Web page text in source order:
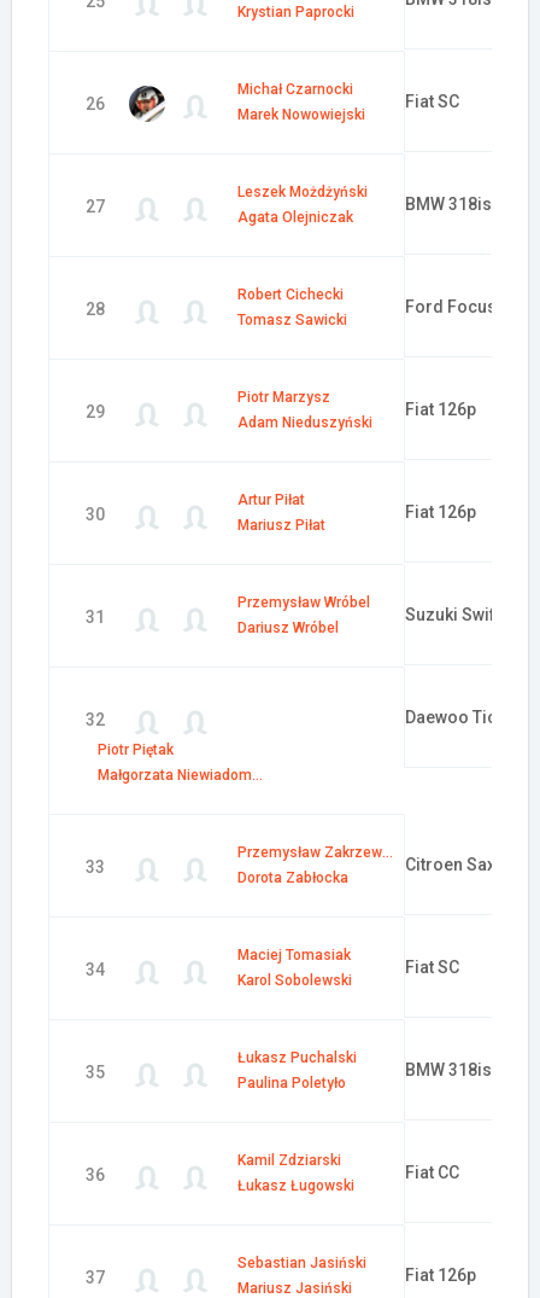
Krystian Paprocki
26
Michał Czarnocki
Marek Nowowiejski
Fiat SC
27
Leszek Możdżyński
Agata Olejniczak
BMW 318is
28
Robert Cichecki
Tomasz Sawicki
Ford Focus
29
Piotr Marzysz
Adam Nieduszyński
Fiat 126p
30
Artur Piłat
Mariusz Piłat
Fiat 126p
31
Przemysław Wróbel
Dariusz Wróbel
Suzuki Swift
32
Piotr Piętak
Małgorzata Niewiadomska
Daewoo Tico
33
Przemysław Zakrzewski
Dorota Zabłocka
Citroen Saxo
34
Maciej Tomasiak
Karol Sobolewski
Fiat SC
35
Łukasz Puchalski
Paulina Poletyło
BMW 318is
36
Kamil Zdziarski
Łukasz Ługowski
Fiat CC
37
Sebastian Jasiński
Mariusz Jasiński
Fiat 126p